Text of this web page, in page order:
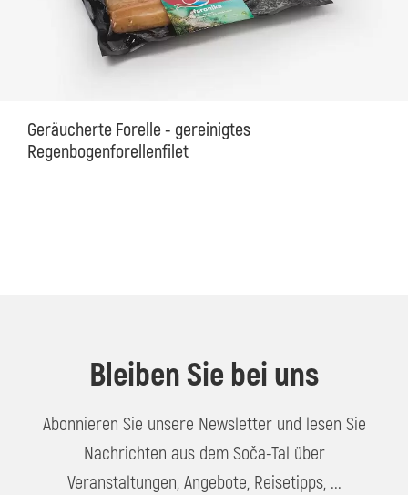
Geräucherte Forelle - gereinigtes
Regenbogenforellenfilet
Bleiben Sie bei uns
Abonnieren Sie unsere Newsletter und lesen Sie
Nachrichten aus dem Soča-Tal über
Veranstaltungen, Angebote, Reisetipps, ...